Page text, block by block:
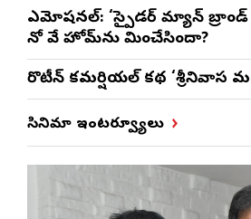
ఎమోష‌న‌ల్‌: ‘స్పైడర్ మ్యాన్ బ్రాండ్
నో వే హోమ్‌ను మించేసిందా?
రొటీన్‌ కమర్షియల్‌ కథ ‘శ్రీనివాస
సినిమా ఇంటర్వ్యూలు